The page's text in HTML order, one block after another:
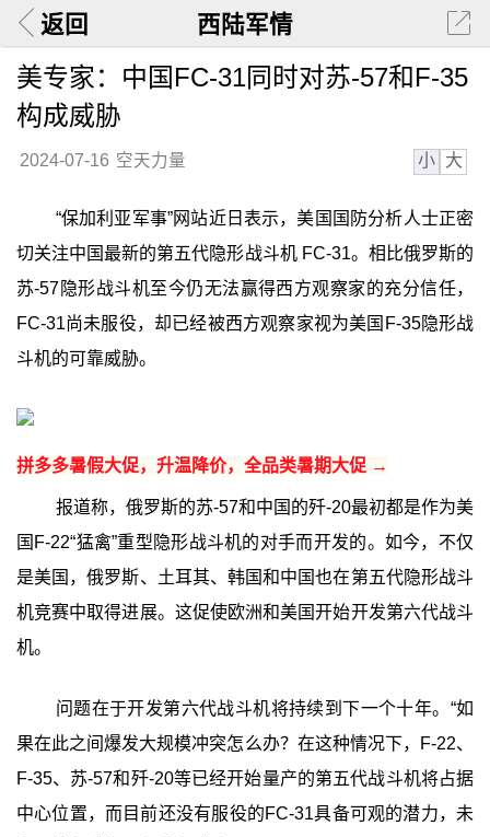
返回 西陆军情
美专家：中国FC-31同时对苏-57和F-35
构成威胁
2024-07-16 空天力量 小 大
“保加利亚军事”网站近日表示，美国国防分析人士正密
切关注中国最新的第五代隐形战斗机 FC-31。相比俄罗斯的
苏-57隐形战斗机至今仍无法赢得西方观察家的充分信任，
FC-31尚未服役，却已经被西方观察家视为美国F-35隐形战
斗机的可靠威胁。
拼多多暑假大促，升温降价，全品类暑期大促 →
报道称，俄罗斯的苏-57和中国的歼-20最初都是作为美
国F-22“猛禽”重型隐形战斗机的对手而开发的。如今，不仅
是美国，俄罗斯、土耳其、韩国和中国也在第五代隐形战斗
机竞赛中取得进展。这促使欧洲和美国开始开发第六代战斗
机。
问题在于开发第六代战斗机将持续到下一个十年。“如
果在此之间爆发大规模冲突怎么办？在这种情况下，F-22、
F-35、苏-57和歼-20等已经开始量产的第五代战斗机将占据
中心位置，而目前还没有服役的FC-31具备可观的潜力，未